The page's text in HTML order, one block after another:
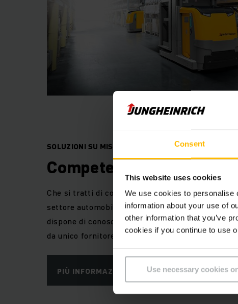
Consent
This website uses cookies
We use cookies to personalise
information about your use of
other information that you’ve
cookies if you continue to use
Use necessary cookies
SOLUZIONI SU MISURA DELLE VOSTRE ESIGENZE
Competenza nel settore
Che si tratti di commercio al dettaglio o
settore automobilistico, alimentari e bevande o
dispone di conoscenze consolidate in tutti i
da unico fornitore.
PIÙ INFORMAZIONI